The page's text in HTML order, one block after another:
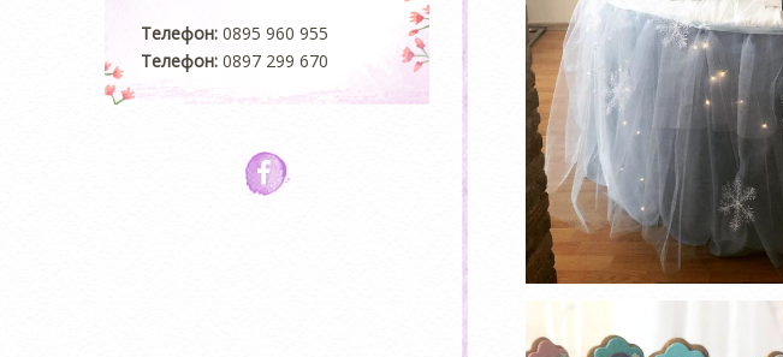
Телефон: 0895 960 955
Телефон: 0897 299 670